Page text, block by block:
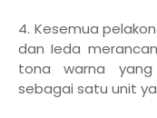
4. Kesemua
dan Ieda
tona warna
sebagai satu unit